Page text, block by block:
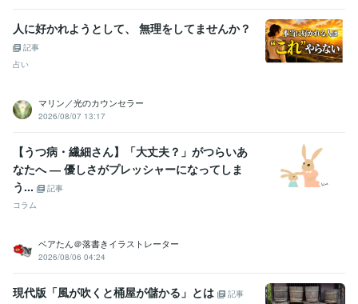
人に好かれようとして、 無理をしてませんか？
記事
占い
マリン／光のカウンセラー
2026/08/07 13:17
【うつ病・繊細さん】「大丈夫？」がつらいあ
なたへ ― 優しさがプレッシャーになってしま
う...
記事
コラム
ベアたん＠落書きイラストレーター
2026/08/06 04:24
現代版「風が吹くと桶屋が儲かる」とは
記事